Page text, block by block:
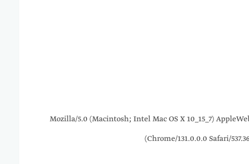
216.73.216.172 Mozilla/5.0 (Macintosh; Intel Mac OS X 10_15_7)
Chrome/131.0.0.0 Safari/